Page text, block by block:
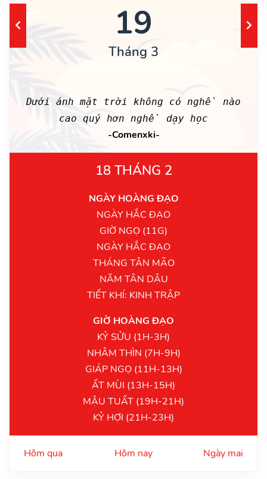
19
Tháng 3
Dưới ánh mặt trời không có nghề nào
cao quý hơn nghề dạy học
-Comenxki-
18 THÁNG 2
NGÀY HOÀNG ĐẠO
NGÀY HẮC ĐẠO
GIỜ NGỌ (11G)
NGÀY HẮC ĐẠO
THÁNG TÂN MÃO
NĂM TÂN DẬU
TIẾT KHÍ: KINH TRẬP
GIỜ HOÀNG ĐẠO
KỶ SỬU (1H-3H)
NHÂM THÌN (7H-9H)
GIÁP NGỌ (11H-13H)
ẤT MÙI (13H-15H)
MẬU TUẤT (19H-21H)
KỶ HỢI (21H-23H)
Hôm qua Hôm nay Ngày mai